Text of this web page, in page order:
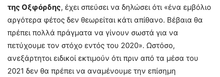
της Οξφόρδης, έχει σπεύσει να δηλώσει ότι «ένα εμβόλιο
αργότερα φέτος δεν θεωρείται κάτι απίθανο. Βέβαια θα
πρέπει πολλά πράγματα να γίνουν σωστά για να
πετύχουμε τον στόχο εντός του 2020». Ωστόσο,
ανεξάρτητοι ειδικοί εκτιμούν ότι πριν από τα μέσα του
2021 δεν θα πρέπει να αναμένουμε την επίσημη